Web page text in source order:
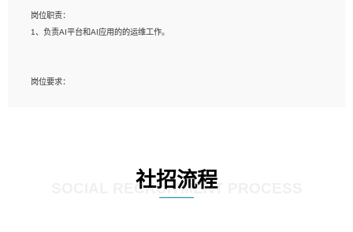
4、熟练使用oracle、mysql进行开发；
5、熟悉流程开发如使用activiti；
岗位职责：
1、负责AI平台和AI应用的的运维工作。
岗位要求：
4、掌握DevOps思想、方法和流程。Jenkins工具使用；
5、掌握常见中间件配置与优化，如mysql、nginx等；
社招流程
SOCIAL RECRUITMENT PROCESS